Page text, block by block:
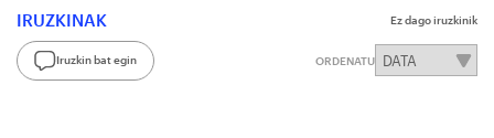
IRUZKINAK Ez dago iruzkinik
Iruzkin bat egin ORDENATU